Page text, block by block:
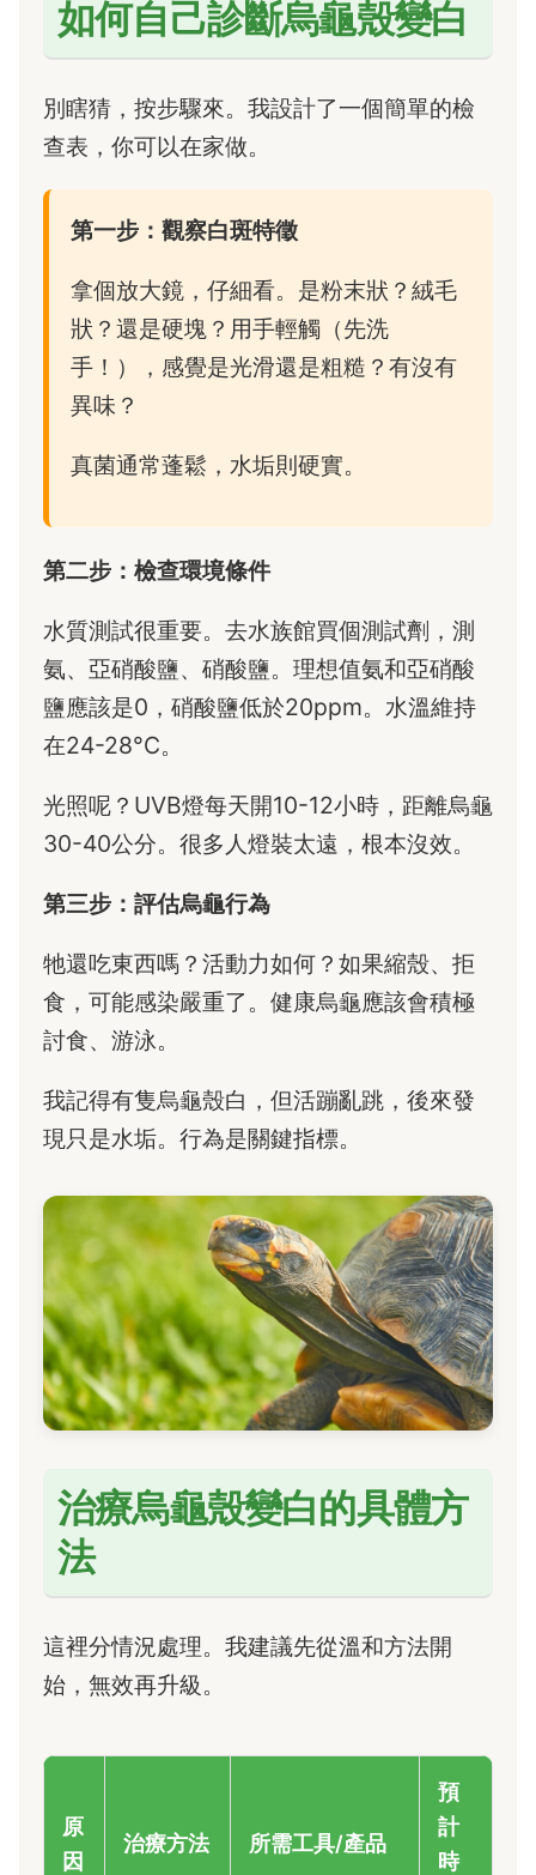
如何自己診斷烏龜殼變白
別瞎猜，按步驟來。我設計了一個簡單的檢
查表，你可以在家做。
第一步：觀察白斑特徵
拿個放大鏡，仔細看。是粉末狀？絨毛
狀？還是硬塊？用手輕觸（先洗
手！），感覺是光滑還是粗糙？有沒有
異味？
真菌通常蓬鬆，水垢則硬實。
第二步：檢查環境條件
水質測試很重要。去水族館買個測試劑，測
氨、亞硝酸鹽、硝酸鹽。理想值氨和亞硝酸
鹽應該是0，硝酸鹽低於20ppm。水溫維持
在24-28°C。
光照呢？UVB燈每天開10-12小時，距離烏龜
30-40公分。很多人燈裝太遠，根本沒效。
第三步：評估烏龜行為
牠還吃東西嗎？活動力如何？如果縮殼、拒
食，可能感染嚴重了。健康烏龜應該會積極
討食、游泳。
我記得有隻烏龜殼白，但活蹦亂跳，後來發
現只是水垢。行為是關鍵指標。
治療烏龜殼變白的具體方
法
這裡分情況處理。我建議先從溫和方法開
始，無效再升級。
原
因
治療方法 所需工具/產品
預
計
時